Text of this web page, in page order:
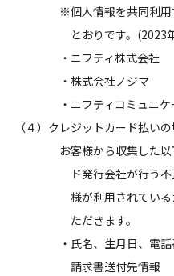
※個人情報を共同利
とおりです。(2023
・ニフティ株式会社
・株式会社ノジマ
・ニフティコミュニ
（４）クレジットカード払い
お客様から収集した
ド発行会社が行う
様が利用されてい
ただきます。
・氏名、生月日、電
請求書送付先情報